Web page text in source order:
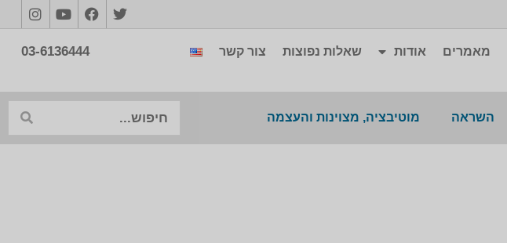
מאמרים אודות שאלות נפוצות צור קשר 03-6136444
השראה מוטיבציה, מצוינות והעצמה